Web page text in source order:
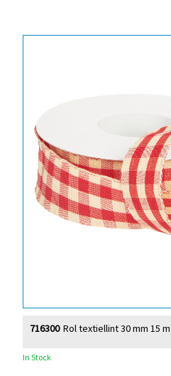
Rol textiellint 30 mm 15
716300
In Stock